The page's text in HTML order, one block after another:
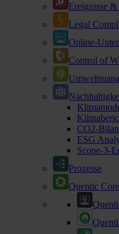
Ereignisse
Legal
Online-
Control of
CO2-
ESG
Scope-3-
Prozesse
Quentic Core